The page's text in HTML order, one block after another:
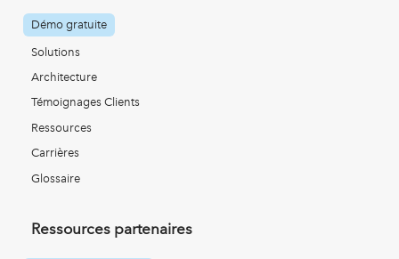
Démo gratuite
Solutions
Architecture
Témoignages Clients
Ressources
Carrières
Glossaire
Ressources partenaires